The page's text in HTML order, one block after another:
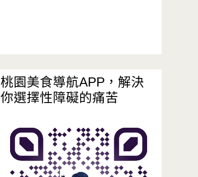
桃園美食導航APP，解決
你選擇性障礙的痛苦